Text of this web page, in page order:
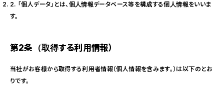
2. 「個人データ」とは、個人情報データベース等を構成する個人情報をいいま
す。
第2条（取得する利用情報）
当社がお客様から取得する利用者情報（個人情報を含みます。）は以下のとお
りです。